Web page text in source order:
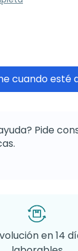
cuando esté
Pide
en 14